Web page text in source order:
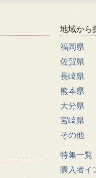
地域から
福岡県
佐賀県
長崎県
熊本県
大分県
宮崎県
その他
特集一覧
購入者イ